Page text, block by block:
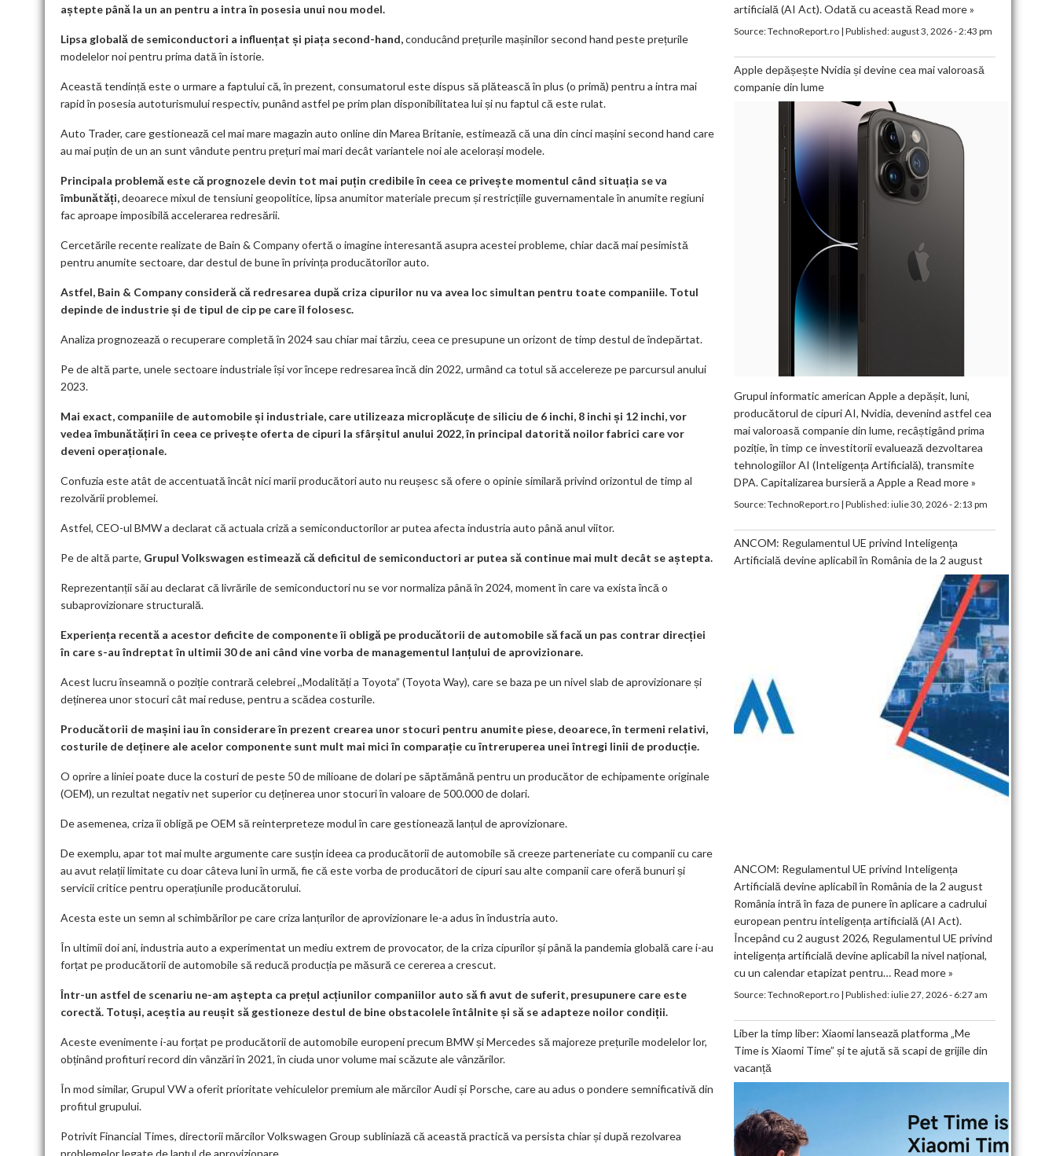
aștepte până la un an pentru a intra în posesia unui nou model.
Lipsa globală de semiconductori a influențat și piața second-hand,conducând prețurile mașinilor second hand peste prețurile
modelelor noi pentru prima dată în istorie.
Această tendință este o urmare a faptului că, în prezent, consumatorul este dispus să plătească în plus (o primă) pentru a intra mai
rapid în posesia autoturismului respectiv, punând astfel pe prim plan disponibilitatea lui și nu faptul că este rulat.
Auto Trader, care gestionează cel mai mare magazin auto online din Marea Britanie, estimează că una din cinci mașini second hand care
au mai puțin de un an sunt vândute pentru prețuri mai mari decât variantele noi ale acelorași modele.
Principala problemă este că prognozele devin tot mai puțin credibile în ceea ce privește momentul când situația se va
îmbunătăți,deoarece mixul de tensiuni geopolitice, lipsa anumitor materiale precum și restricțiile guvernamentale în anumite regiuni
fac aproape imposibilă accelerarea redresării.
Cercetările recente realizate de Bain & Company ofertă o imagine interesantă asupra acestei probleme, chiar dacă mai pesimistă
pentru anumite sectoare, dar destul de bune în privința producătorilor auto.
Astfel, Bain & Company consideră că redresarea după criza cipurilor nu va avea loc simultan pentru toate companiile. Totul
depinde de industrie și de tipul de cip pe care îl folosesc.
Analiza prognozează o recuperare completă în 2024 sau chiar mai târziu, ceea ce presupune un orizont de timp destul de îndepărtat.
Pe de altă parte, unele sectoare industriale își vor începe redresarea încă din 2022, urmând ca totul să accelereze pe parcursul anului
2023.
Mai exact, companiile de automobile și industriale, care utilizeaza microplăcuțe de siliciu de 6 inchi, 8 inchi și 12 inchi, vor
vedea îmbunătățiri în ceea ce privește oferta de cipuri la sfârșitul anului 2022, în principal datorită noilor fabrici care vor
deveni operaționale.
Confuzia este atât de accentuată încât nici marii producători auto nu reușesc să ofere o opinie similară privind orizontul de timp al
rezolvării problemei.
Astfel, CEO-ul BMW a declarat că actuala criză a semiconductorilor ar putea afecta industria auto până anul viitor.
Pe de altă parte, Grupul Volkswagen estimează că deficitul de semiconductori ar putea să continue mai mult decât se aștepta.
Reprezentanții săi au declarat că livrările de semiconductori nu se vor normaliza până în 2024, moment în care va exista încă o
subaprovizionare structurală.
Experiența recentă a acestor deficite de componente îi obligă pe producătorii de automobile să facă un pas contrar direcției
în care s-au îndreptat în ultimii 30 de ani când vine vorba de managementul lanțului de aprovizionare.
Acest lucru înseamnă o poziție contrară celebrei ,,Modalități a Toyota” (Toyota Way), care se baza pe un nivel slab de aprovizionare și
deținerea unor stocuri cât mai reduse, pentru a scădea costurile.
Producătorii de mașini iau în considerare în prezent crearea unor stocuri pentru anumite piese, deoarece, în termeni relativi,
costurile de deținere ale acelor componente sunt mult mai mici în comparație cu întreruperea unei întregi linii de producție.
O oprire a liniei poate duce la costuri de peste 50 de milioane de dolari pe săptămână pentru un producător de echipamente originale
(OEM), un rezultat negativ net superior cu deținerea unor stocuri în valoare de 500.000 de dolari.
De asemenea, criza îi obligă pe OEM să reinterpreteze modul în care gestionează lanțul de aprovizionare.
De exemplu, apar tot mai multe argumente care susțin ideea ca producătorii de automobile să creeze parteneriate cu companii cu care
au avut relații limitate cu doar câteva luni în urmă, fie că este vorba de producători de cipuri sau alte companii care oferă bunuri și
servicii critice pentru operațiunile producătorului.
Acesta este un semn al schimbărilor pe care criza lanțurilor de aprovizionare le-a adus în îndustria auto.
În ultimii doi ani, industria auto a experimentat un mediu extrem de provocator, de la criza cipurilor și până la pandemia globală care i-au
forțat pe producătorii de automobile să reducă producția pe măsură ce cererea a crescut.
Într-un astfel de scenariu ne-am aștepta ca prețul acțiunilor companiilor auto să fi avut de suferit, presupunere care este
corectă. Totuși, aceștia au reușit să gestioneze destul de bine obstacolele întâlnite și să se adapteze noilor condiții.
Aceste evenimente i-au forțat pe producătorii de automobile europeni precum BMW și Mercedes să majoreze prețurile modelelor lor,
obținând profituri record din vânzări în 2021, în ciuda unor volume mai scăzute ale vânzărilor.
În mod similar, Grupul VW a oferit prioritate vehiculelor premium ale mărcilor Audi și Porsche, care au adus o pondere semnificativă din
profitul grupului.
Potrivit Financial Times, directorii mărcilor Volkswagen Group subliniază că această practică va persista chiar și după rezolvarea
artificială (AI Act). Odată cu această Read more »
Source:TechnoReport.ro| Published:august 3, 2026 - 2:43 pm
Apple depășește Nvidia și devine cea mai valoroasă
companie din lume
Grupul informatic american Apple a depășit, luni,
producătorul de cipuri AI, Nvidia, devenind astfel cea
mai valoroasă companie din lume, recâștigând prima
poziție, în timp ce investitorii evaluează dezvoltarea
tehnologiilor AI (Inteligența Artificială), transmite
DPA. Capitalizarea bursieră a Apple a Read more »
Source:TechnoReport.ro| Published:iulie 30, 2026 - 2:13 pm
ANCOM: Regulamentul UE privind Inteligența
Artificială devine aplicabil în România de la 2 august
ANCOM: Regulamentul UE privind Inteligența
Artificială devine aplicabil în România de la 2 august
România intră în faza de punere în aplicare a cadrului
european pentru inteligența artificială (AI Act).
Începând cu 2 august 2026, Regulamentul UE privind
inteligența artificială devine aplicabil la nivel național,
cu un calendar etapizat pentru… Read more »
Source:TechnoReport.ro| Published:iulie 27, 2026 - 6:27 am
Liber la timp liber: Xiaomi lansează platforma „Me
Time is Xiaomi Time” și te ajută să scapi de grijile din
vacanță